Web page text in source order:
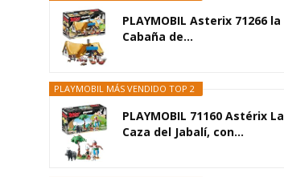
PLAYMOBIL Asterix 71266 la
Cabaña de...
PLAYMOBIL MÁS VENDIDO TOP 2
PLAYMOBIL 71160 Astérix La
Caza del Jabalí, con...